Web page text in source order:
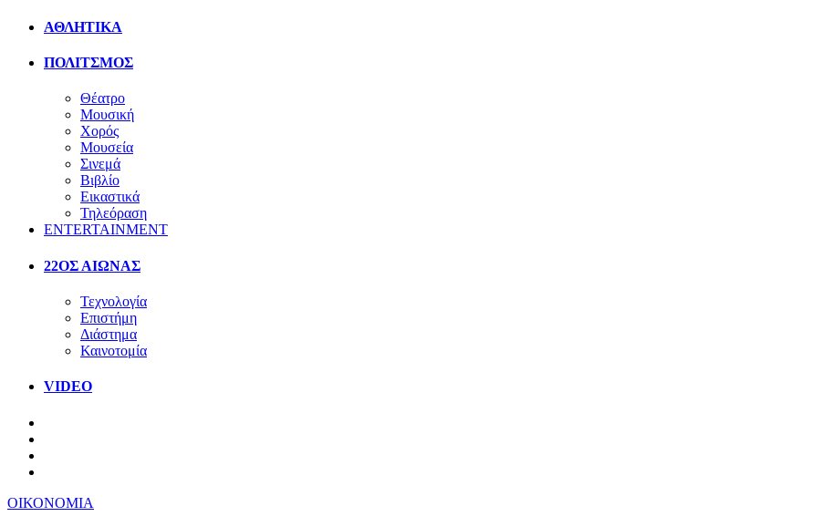
ΑΘΛΗΤΙΚΑ
ΠΟΛΙΤΣΜΟΣ
Θέατρο
Μουσική
Χορός
Μουσεία
Σινεμά
Βιβλίο
Εικαστικά
Τηλεόραση
ENTERTAINMENT
22ΟΣ ΑΙΩΝΑΣ
Τεχνολογία
Επιστήμη
Διάστημα
Καινοτομία
VIDEO
ΟΙΚΟΝΟΜΙΑ